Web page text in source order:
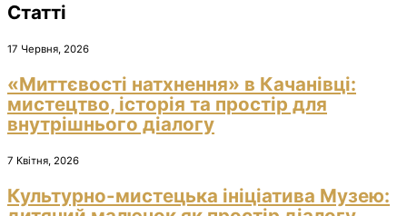
Статті
17 Червня, 2026
«Миттєвості натхнення» в Качанівці:
мистецтво, історія та простір для
внутрішнього діалогу
7 Квітня, 2026
Культурно-мистецька ініціатива Музею: